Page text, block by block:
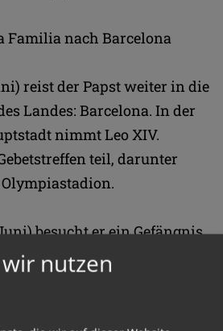
Familia nach Barcelona
reist der Papst weiter in die
Landes: Barcelona. In der
nimmt Leo XIV.
teil, darunter
besucht er ein Gefängnis
Santa Maria
er am Abend den Christus-
einweiht. Leo XIV.
nutzen